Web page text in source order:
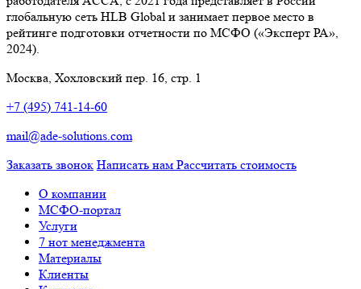
глобальную сеть HLB Global и занимает первое место в
рейтинге подготовки отчетности по МСФО («Эксперт РА»,
2024).
Москва, Хохловский пер. 16, стр. 1
+7 (495) 741-14-60
mail@ade-solutions.com
Заказать звонок Написать нам Рассчитать стоимость
О компании
МСФО-портал
Услуги
7 нот менеджмента
Материалы
Клиенты